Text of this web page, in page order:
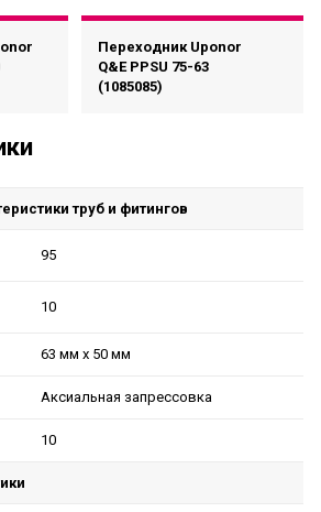
Переходник Uponor
Q&E PPSU 75-63
(1085085)
труб и фитингов
95
10
63 мм x 50 мм
Аксиальная запрессовка
10